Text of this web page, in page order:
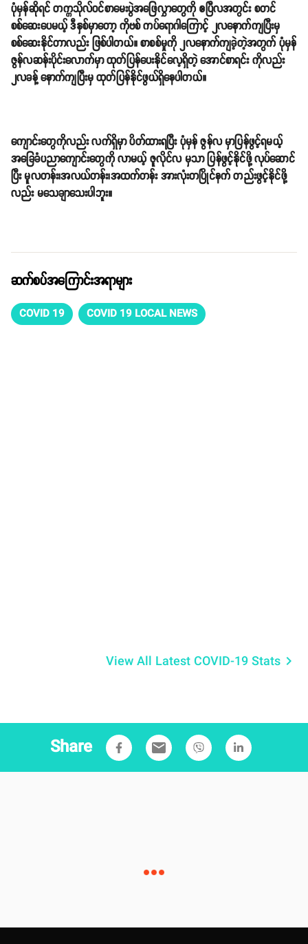
ပုံမှန်ဆိုရင် တက္ကသိုလ်ဝင်စာမေးပွဲအဖြေလွှာတွေကို ဧပြီလအတွင်း စတင်
စစ်ဆေးပေမယ့် ဒီနှစ်မှာတော့ ကိုဗစ် ကပ်ရောဂါကြောင့် ၂လနောက်ကျပြီးမှ
စစ်ဆေးနိုင်တာလည်း ဖြစ်ပါတယ်။ စာစစ်မှုကို ၂လနောက်ကျခဲ့တဲ့အတွက် ပုံမှန်
ဇွန်လဆန်းပိုင်းလောက်မှာ ထုတ်ပြန်ပေးနိုင်လေ့ရှိတဲ့ အောင်စာရင်း ကိုလည်း
၂လခန့် နောက်ကျပြီးမှ ထုတ်ပြန်နိုင်ဖွယ်ရှိနေပါတယ်။
ကျောင်းတွေကိုလည်း လက်ရှိမှာ ပိတ်ထားရပြီး ပုံမှန် ဇွန်လ မှာပြန်ဖွင့်ရမယ့်
အခြေခံပညာကျောင်းတွေကို လာမယ့် ဇူလိုင်လ မှသာ ပြန်ဖွင့်နိုင်ဖို့ လုပ်ဆောင်
ပြီး မူလတန်း၊အလယ်တန်း၊အထက်တန်း အားလုံးတပြိုင်နက် တည်းဖွင့်နိုင်ဖို့
လည်း မသေချာသေးပါဘူး။
ဆက်စပ်အကြောင်းအရာများ
COVID 19 COVID 19 LOCAL NEWS
View All Latest COVID-19 Stats keyboard_arrow_right
Share email